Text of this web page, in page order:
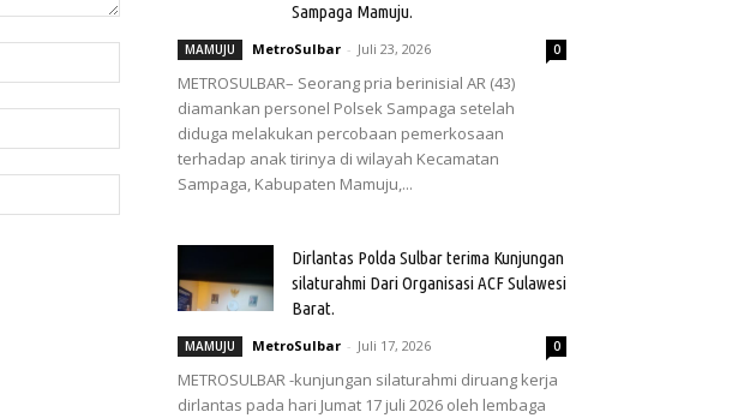
Sampaga Mamuju.
MAMUJU MetroSulbar - Juli 23, 2026 0
METROSULBAR– Seorang pria berinisial AR (43)
diamankan personel Polsek Sampaga setelah
diduga melakukan percobaan pemerkosaan
terhadap anak tirinya di wilayah Kecamatan
Sampaga, Kabupaten Mamuju,...
Dirlantas Polda Sulbar terima Kunjungan
silaturahmi Dari Organisasi ACF Sulawesi
Barat.
MAMUJU MetroSulbar - Juli 17, 2026 0
METROSULBAR -kunjungan silaturahmi diruang kerja
dirlantas pada hari Jumat 17 juli 2026 oleh lembaga